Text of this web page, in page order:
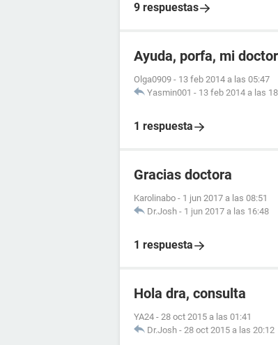
9 respuestas
Ayuda, porfa, mi
Olga0909 - 13 feb 2014 a las 05:47
Yasmin001 - 13 feb 2014 a las
1 respuesta
Gracias doctora
Karolinabo - 1 jun 2017 a las 08:51
Dr.Josh - 1 jun 2017 a las 16:48
1 respuesta
Hola dra, consulta
YA24 - 28 oct 2015 a las 01:41
Dr.Josh - 28 oct 2015 a las 20:12